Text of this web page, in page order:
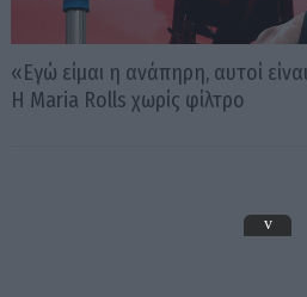
«Εγώ είμαι η ανάπηρη, αυτοί
Η Maria Rolls χωρίς φίλτρο
v